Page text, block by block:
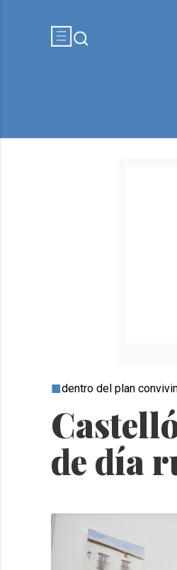
de día
dentro del plan